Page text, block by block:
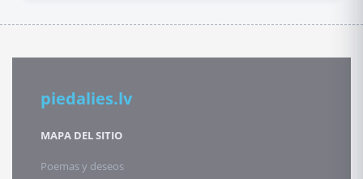
piedalies.lv
MAPA DEL SITIO
Poemas y deseos